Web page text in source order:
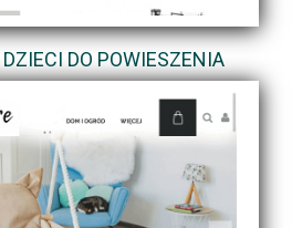
DO POWIESZENIA